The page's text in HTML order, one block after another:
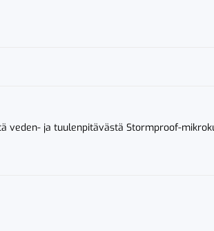
veden- ja tuulenpitävästä Stormproof-